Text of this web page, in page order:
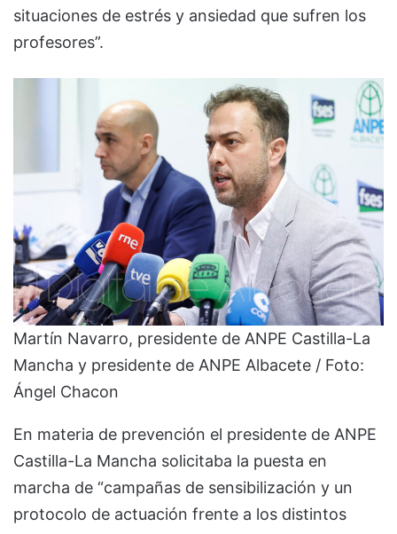
situaciones de estrés y ansiedad que sufren los
profesores”.
Martín Navarro, presidente de ANPE Castilla-La
Mancha y presidente de ANPE Albacete / Foto:
Ángel Chacon
En materia de prevención el presidente de ANPE
Castilla-La Mancha solicitaba la puesta en
marcha de “campañas de sensibilización y un
protocolo de actuación frente a los distintos